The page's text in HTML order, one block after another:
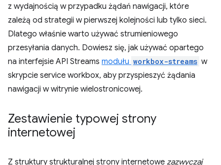
z wydajnością w przypadku żądań nawigacji, które
zależą od strategii w pierwszej kolejności lub tylko sieci.
Dlatego właśnie warto używać strumieniowego
przesyłania danych. Dowiesz się, jak używać opartego
na interfejsie API Streams modułu workbox-streams w
skrypcie service workbox, aby przyspieszyć żądania
nawigacji w witrynie wielostronicowej.
Zestawienie typowej strony
internetowej
Z struktury strukturalnej strony internetowe zazwyczaj